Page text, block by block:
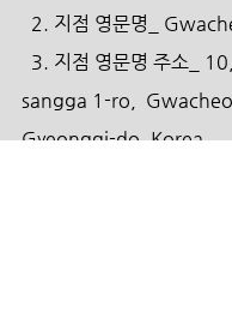
2. 지점 영문명_
sangga 1-ro,
Gyeonggi-do, Korea